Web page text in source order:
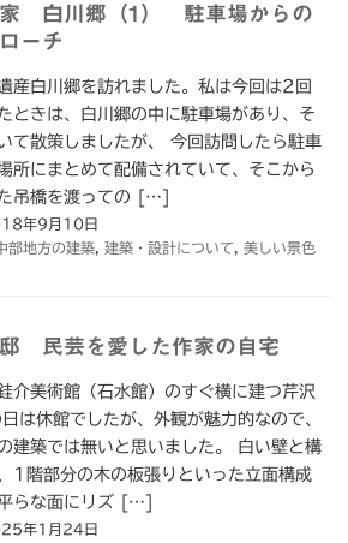
家 白川郷（1） 駐車場からの
ーチ
産白川郷を訪れました。私は今回は2回
ときは、白川郷の中に駐車場があり、そ
て散策しましたが、 今回訪問したら駐車
所にまとめて配備されていて、そこから
吊橋を渡っての […]
年9月10日
部地方の建築 建築・設計について 美しい景色
民芸を愛した作家の自宅
介美術館（石水館）のすぐ横に建つ芹沢
は休館でしたが、外観が魅力的なので、
建築では無いと思いました。 白い壁と構
1階部分の木の板張りといった立面構成
らな面にリズ […]
年1月24日